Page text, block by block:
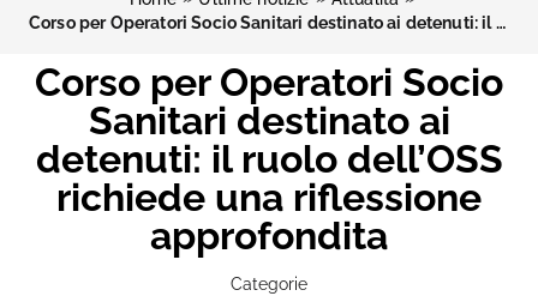
Corso per Operatori Socio Sanitari destinato ai detenuti: il ruolo dell’OSS richiede una riflessione approfondita
Corso per Operatori Socio
Sanitari destinato ai
detenuti: il ruolo dell’OSS
richiede una riflessione
approfondita
Categorie